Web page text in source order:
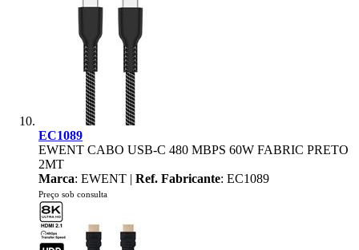
EC1089
EWENT CABO USB-C 480 MBPS 60W FABRIC PRETO
2MT
Marca: EWENT | Ref. Fabricante: EC1089
Preço sob consulta